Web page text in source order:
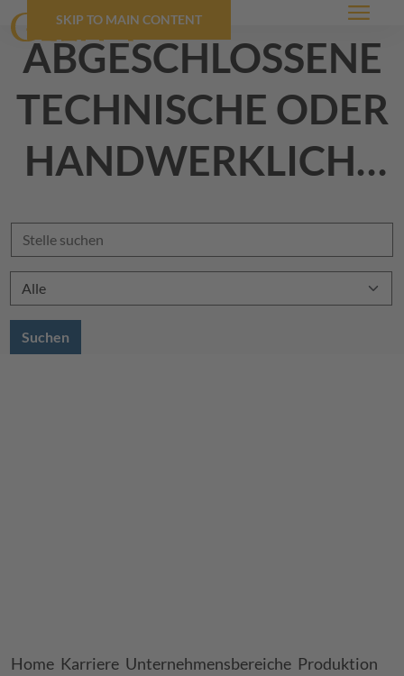
SKIP TO MAIN CONTENT Menü
abgeschlossene
technische oder
handwerkliche
ausbildung
Breadcrumb
Home Karriere Unternehmensbereiche Produktion